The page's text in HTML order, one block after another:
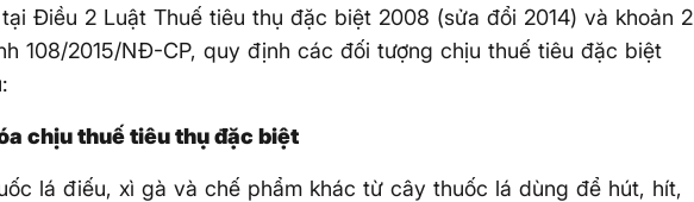
Điều 2 Luật Thuế tiêu thụ đặc biệt 2008 (sửa đổi 2014) và khoản 2
108/2015/NĐ-CP, quy định các đối tượng chịu thuế tiêu đặc biệt
chịu thuế tiêu thụ đặc biệt
lá điếu, xì gà và chế phẩm khác từ cây thuốc lá dùng để hút, hít,